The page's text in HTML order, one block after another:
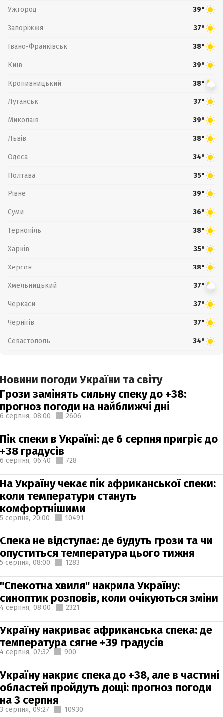
Ужгород 39°
Запоріжжя 37°
Івано-Франківськ 38°
Київ 39°
Кропивницький 38°
Луганськ 37°
Миколаїв 39°
Львів 38°
Одеса 34°
Полтава 35°
Рівне 39°
Суми 36°
Тернопіль 38°
Харків 35°
Херсон 38°
Хмельницький 37°
Черкаси 37°
Чернігів 37°
Севастополь 34°
Новини погоди України та світу
Грози замінять сильну спеку до +38:
прогноз погоди на найближчі дні
6 серпня, 08:00 2606
Пік спеки в Україні: де 6 серпня пригріє до
+38 градусів
6 серпня, 06:40 728
На Україну чекає пік африканської спеки:
коли температури стануть
комфортнішими
5 серпня, 20:00 10491
Спека не відступає: де будуть грози та чи
опуститься температура цього тижня
5 серпня, 08:00 1283
"Спекотна хвиля" накрила Україну:
синоптик розповів, коли очікуються зміни
4 серпня, 08:00 2321
Україну накриває африканська спека: де
температура сягне +39 градусів
4 серпня, 07:32 900
Україну накриє спека до +38, але в частині
областей пройдуть дощі: прогноз погоди
на 3 серпня
3 серпня, 09:27 10930